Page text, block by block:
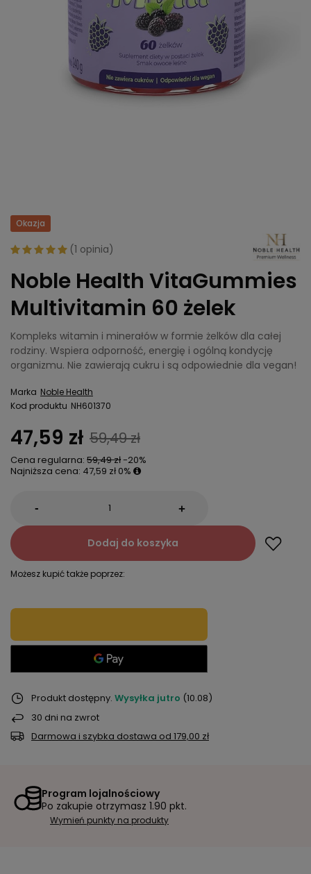
Okazja
(1 opinia)
Noble Health VitaGummies
Multivitamin 60 żelek
Kompleks witamin i minerałów w formie żelków dla całej
rodziny. Wspiera odporność, energię i ogólną kondycję
organizmu. Nie zawierają cukru i są odpowiednie dla vegan!
Marka Noble Health
Kod produktu NH601370
47,59 zł 59,49 zł
Cena regularna: 59,49 zł-20%
Najniższa cena: 47,59 zł 0%
- +
Dodaj do koszyka
Możesz kupić także poprzez:
Produkt dostępny Wysyłka jutro (10.08)
30 dni na zwrot
Darmowa i szybka dostawa od 179,00 zł
Program lojalnościowy
Po zakupie otrzymasz 1.90 pkt.
Wymień punkty na produkty